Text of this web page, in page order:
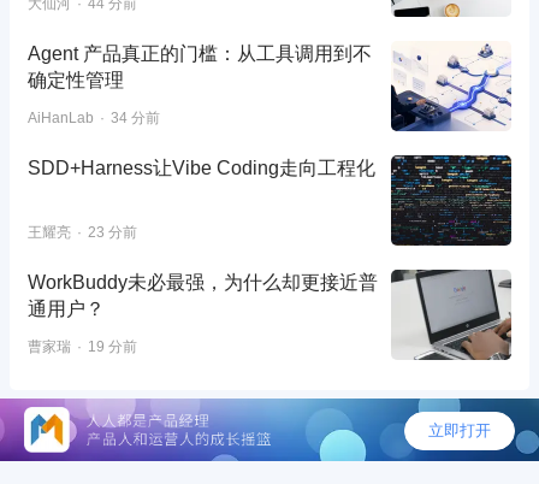
大仙河 44 分前
Agent 产品真正的门槛：从工具调用到不
确定性管理
AiHanLab 34 分前
SDD+Harness让Vibe Coding走向工程化
王耀亮 23 分前
WorkBuddy未必最强，为什么却更接近普
通用户？
曹家瑞 19 分前
©2026 - 人人都是产品经理